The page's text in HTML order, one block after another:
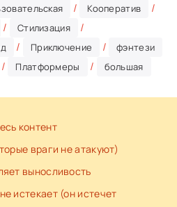
/ Кооператив /
/ Стилизация /
/ Приключение / фэнтези
/ Платформеры / большая
контент
враги не атакуют)
выносливость
истекает (он истечет